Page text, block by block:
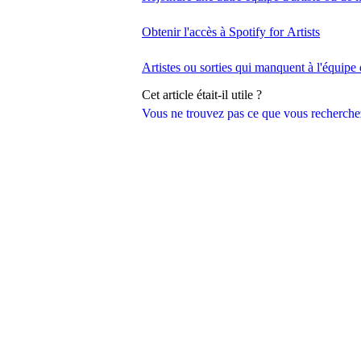
Vous ne trouvez pas ce que vous
Obtenir l'accès à Spotify for Artists
Artistes ou sorties qui manquent à l'équipe
Cet article était-il utile ?